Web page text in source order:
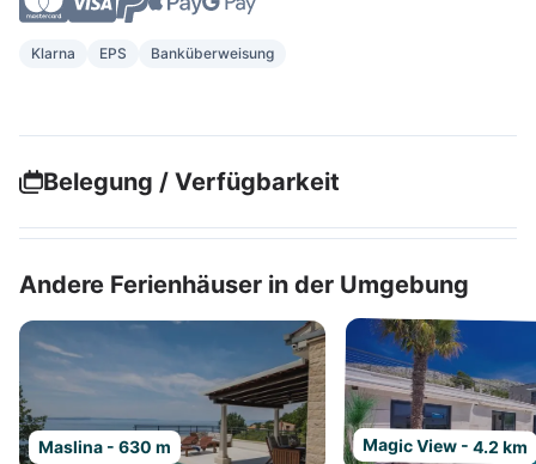
Klarna EPS Banküberweisung
Belegung / Verfügbarkeit
Andere Ferienhäuser in der Umgebung
Maslina - 630 m Magic View - 4.2 km